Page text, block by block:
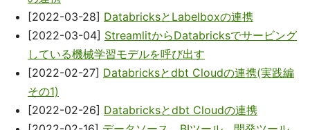
[2022-03-28] DatabricksとLabelboxの連携
[2022-03-04] StreamlitからDatabricksでサービング
している機械学習モデルを呼び出す
[2022-02-27] Databricksとdbt Cloudの連携(実践編
その1)
[2022-02-26] Databricksとdbt Cloudの連携